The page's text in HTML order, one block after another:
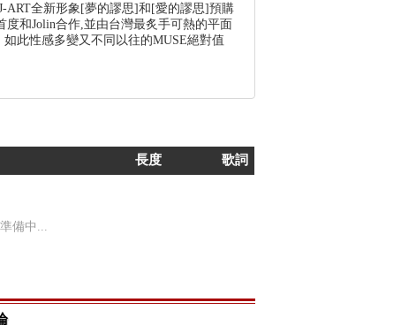
ART全新形象[夢的謬思]和[愛的謬思]預購
和Jolin合作,並由台灣最炙手可熱的平面
此性感多變又不同以往的MUSE絕對值
長度 歌詞
備中...